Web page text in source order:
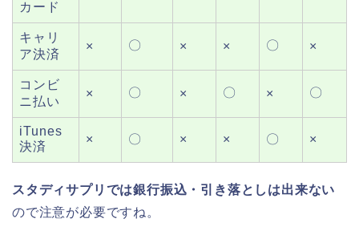
カード
キャリ
ア決済
× 〇 × × 〇 ×
コンビ
ニ払い
× 〇 × 〇 × 〇
iTunes
決済
× 〇 × × 〇 ×
スタディサプリでは銀行振込・引き落としは出来ない
ので注意が必要ですね。